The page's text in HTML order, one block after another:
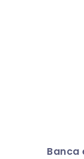
Banca